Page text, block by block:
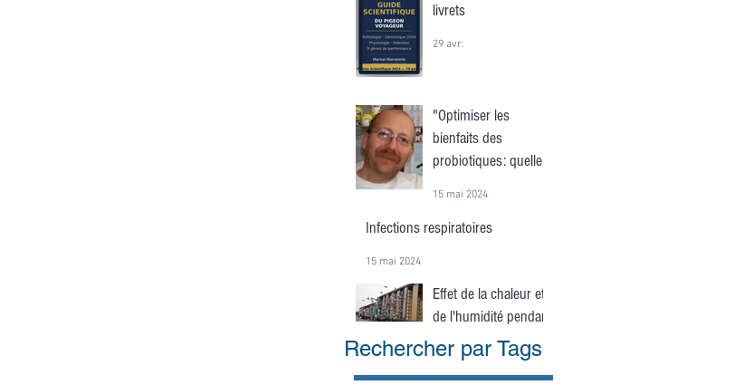
livrets
29 avr.
"Optimiser les
bienfaits des
probiotiques: quelle
15 mai 2024
Infections respiratoires
15 mai 2024
Effet de la chaleur et
de l'humidité pendant
15 mai 2024
Rechercher par Tags